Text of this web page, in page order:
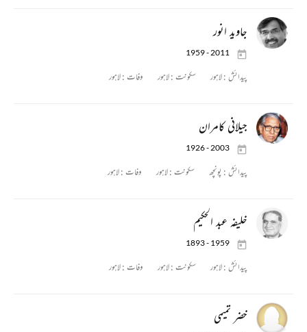
جاوید انور
1959 - 2011
پیدائش :لاہور سکونت :لاہور وفات :لاہور
جیلانی کامران
1926 - 2003
پیدائش : پونچھ سکونت :لاہور وفات :لاہور
خلیفہ عبد الحکیم
1893 - 1959
پیدائش :لاہور سکونت :لاہور وفات :لاہور
خضر تمیمی